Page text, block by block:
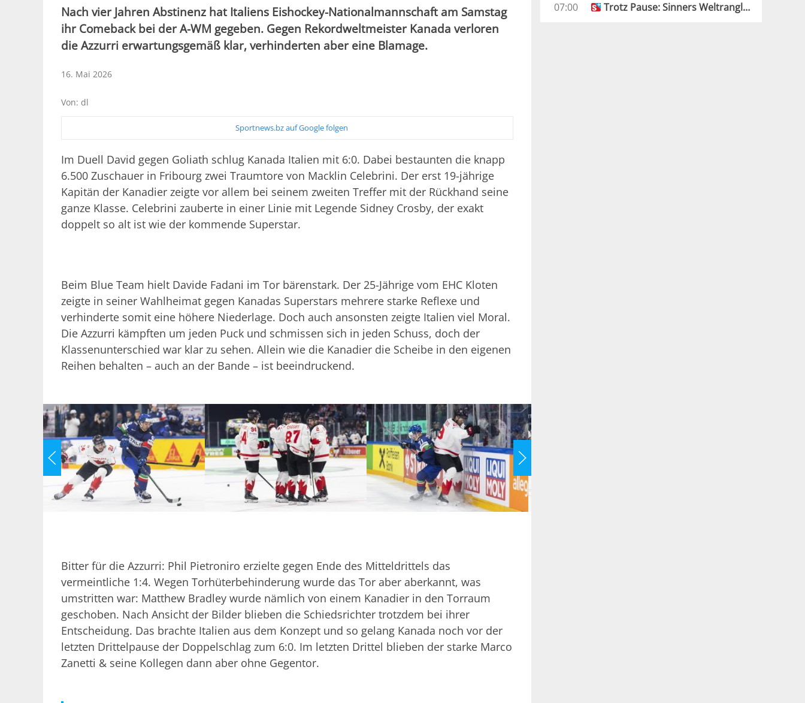
Nach vier Jahren Abstinenz hat Italiens Eishockey-Nationalmannschaft am Samstag
ihr Comeback bei der A-WM gegeben. Gegen Rekordweltmeister Kanada verloren
die Azzurri erwartungsgemäß klar, verhinderten aber eine Blamage.
16. Mai 2026
Von: dl
Sportnews.bz auf Google folgen
Im Duell David gegen Goliath schlug Kanada Italien mit 6:0. Dabei bestaunten die knapp
6.500 Zuschauer in Fribourg zwei Traumtore von Macklin Celebrini. Der erst 19-jährige
Kapitän der Kanadier zeigte vor allem bei seinem zweiten Treffer mit der Rückhand seine
ganze Klasse. Celebrini zauberte in einer Linie mit Legende Sidney Crosby, der exakt
doppelt so alt ist wie der kommende Superstar.
Beim Blue Team hielt Davide Fadani im Tor bärenstark. Der 25-Jährige vom EHC Kloten
zeigte in seiner Wahlheimat gegen Kanadas Superstars mehrere starke Reflexe und
verhinderte somit eine höhere Niederlage. Doch auch ansonsten zeigte Italien viel Moral.
Die Azzurri kämpften um jeden Puck und schmissen sich in jeden Schuss, doch der
Klassenunterschied war klar zu sehen. Allein wie die Kanadier die Scheibe in den eigenen
Reihen behalten – auch an der Bande – ist beeindruckend.
Bitter für die Azzurri: Phil Pietroniro erzielte gegen Ende des Mitteldrittels das
vermeintliche 1:4. Wegen Torhüterbehinderung wurde das Tor aber aberkannt, was
umstritten war: Matthew Bradley wurde nämlich von einem Kanadier in den Torraum
geschoben. Nach Ansicht der Bilder blieben die Schiedsrichter trotzdem bei ihrer
Entscheidung. Das brachte Italien aus dem Konzept und so gelang Kanada noch vor der
letzten Drittelpause der Doppelschlag zum 6:0. Im letzten Drittel blieben der starke Marco
Zanetti & seine Kollegen dann aber ohne Gegentor.
07:00 Trotz Pause: Sinners Weltranglisten-Führung gesichert